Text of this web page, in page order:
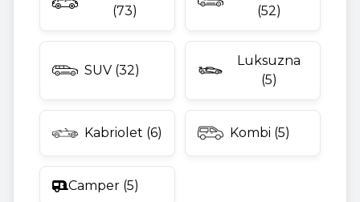
(73)
(52)
SUV (32)
Luksuzna
(5)
Kabriolet (6) Kombi (5)
Camper (5)